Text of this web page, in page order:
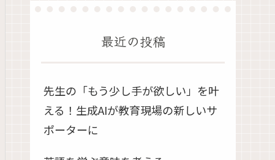
最近の投稿
先生の「もう少し手が欲しい」を叶
える！生成AIが教育現場の新しいサ
ポーターに